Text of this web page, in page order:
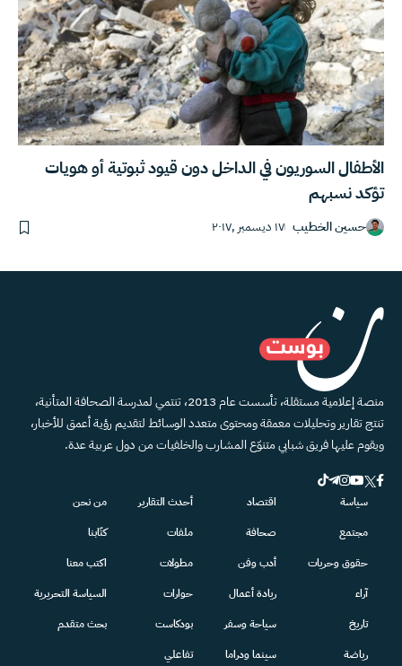
الأطفال السوريون في الداخل دون قيود ثبوتية أو هويات
تؤكد نسبهم
حسين الخطيب ١٧ ديسمبر ,٢٠١٧
منصة إعلامية مستقلة، تأسست عام 2013، تنتمي لمدرسة الصحافة المتأنية،
تنتج تقارير وتحليلات معمقة ومحتوى متعدد الوسائط لتقديم رؤية أعمق للأخبار،
ويقوم عليها فريق شبابي متنوّع المشارب والخلفيات من دول عربية عدة.
سياسة
مجتمع
حقوق وحريات
آراء
تاريخ
رياضة
اقتصاد
صحافة
أدب وفن
ريادة أعمال
سياحة وسفر
سينما ودراما
أحدث التقارير
ملفات
مطولات
حوارات
بودكاست
تفاعلي
من نحن
كتّابنا
اكتب معنا
السياسة التحريرية
بحث متقدم